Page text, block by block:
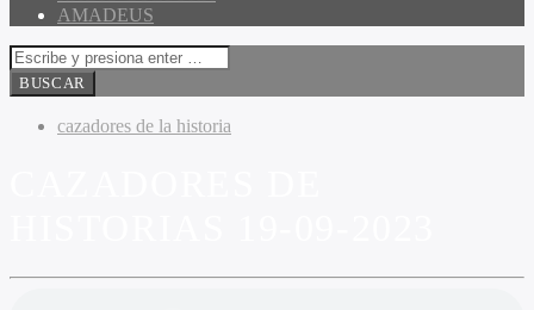
AMADEUS
cazadores de la historia